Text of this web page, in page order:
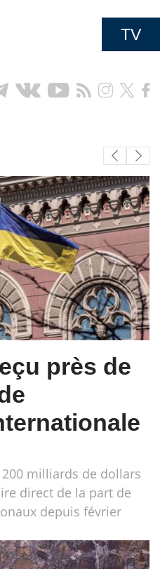
TV
près de
milliards de dollars
direct de la part de
depuis février